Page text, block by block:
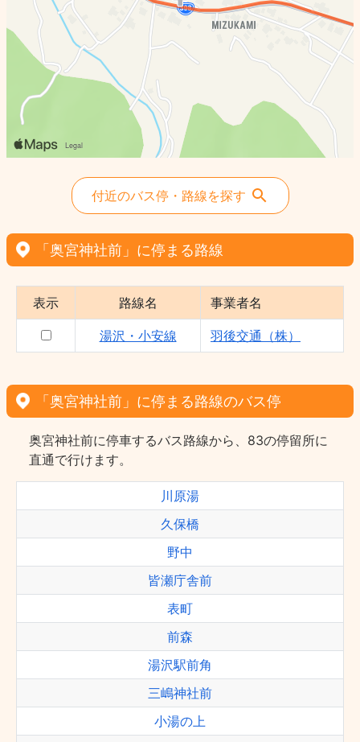
付近のバス停・路線を探す
「奥宮神社前」に停まる路線
表示 路線名 事業者名
湯沢・小安線 羽後交通（株）
「奥宮神社前」に停まる路線のバス停
奥宮神社前に停車するバス路線から、83の停留所に
直通で行けます。
川原湯
久保橋
野中
皆瀬庁舎前
表町
前森
湯沢駅前角
三嶋神社前
小湯の上